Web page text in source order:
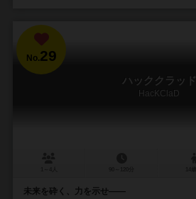
No.29
ハッククラッド
HacKClaD
未来を砕く、力を示せ――